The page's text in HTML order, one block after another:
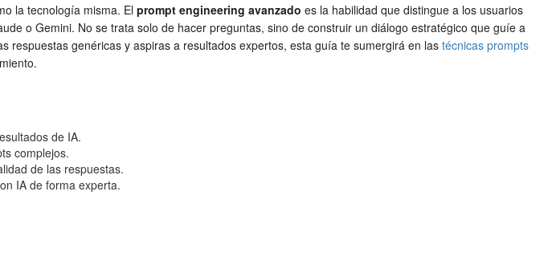
la tecnología misma. El prompt engineering avanzado es la habilidad que distingue a los usuarios
o Gemini. No se trata solo de hacer preguntas, sino de construir un diálogo estratégico que guíe a
respuestas genéricas y aspiras a resultados expertos, esta guía te sumergirá en las técnicas prompts
de IA.
complejos.
de las respuestas.
IA de forma experta.